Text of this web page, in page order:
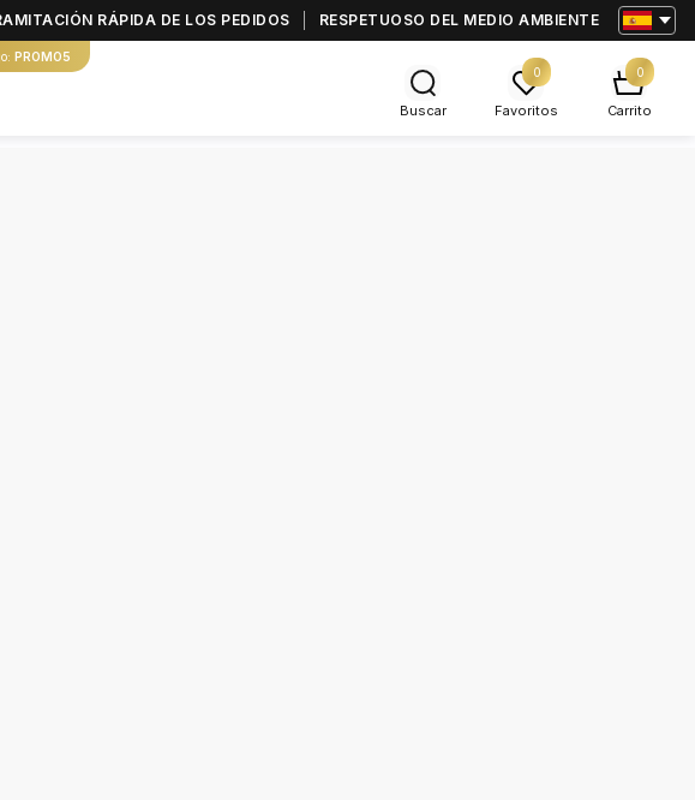
RÁPIDA DE LOS PEDIDOS RESPETUOSO DEL MEDIO AMBIENTE
PROMO5
Buscar
0
Favoritos
0
Carrito